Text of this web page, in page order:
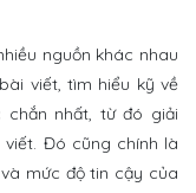
nguồn khác nhau
viết, tìm hiểu kỹ về
chắn nhất, từ đó giải
Đó cũng chính là
mức độ tin cậy của